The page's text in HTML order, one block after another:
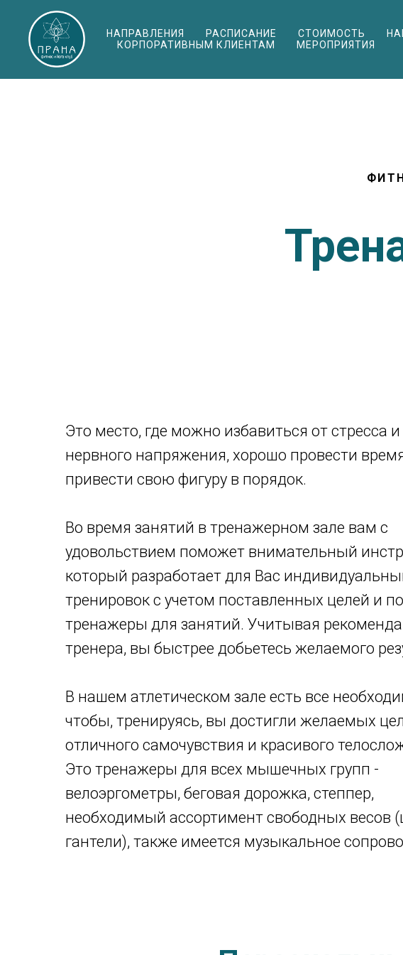
НАПРАВЛЕНИЯ РАСПИСАНИЕ СТОИМОСТЬ
КОРПОРАТИВНЫМ КЛИЕНТАМ
МЕРОПРИЯТИЯ
Это место, где можно избавиться от стресса и
нервного напряжения, хорошо провести
привести свою фигуру в порядок.
Во время занятий в тренажерном зале вам с
удовольствием поможет внимательный
который разработает для Вас
тренировок с учетом поставленных целей и
тренажеры для занятий. Учитывая
тренера, вы быстрее добьетесь желаемого
В нашем атлетическом зале есть все
чтобы, тренируясь, вы достигли желаемых
отличного самочувствия и красивого
Это тренажеры для всех мышечных групп -
велоэргометры, беговая дорожка, степпер,
необходимый ассортимент свободных весов
гантели), также имеется музыкальное